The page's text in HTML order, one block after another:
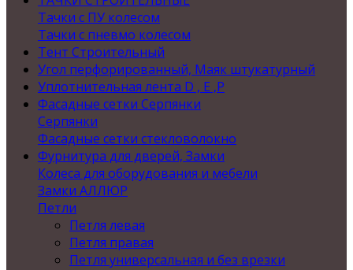
Тачки с ПУ колесом
Тачки с пневмо колесом
Тент Строительный
Угол перфорированный, Маяк штукатурный
Уплотнительная лента D , Е ,P
Фасадные сетки Серпянки
Серпянки
Фасадные сетки стекловолокно
Фурнитура для дверей, Замки
Колеса для оборудования и мебели
Замки АЛЛЮР
Петли
Петля левая
Петля правая
Петля универсальная и без врезки